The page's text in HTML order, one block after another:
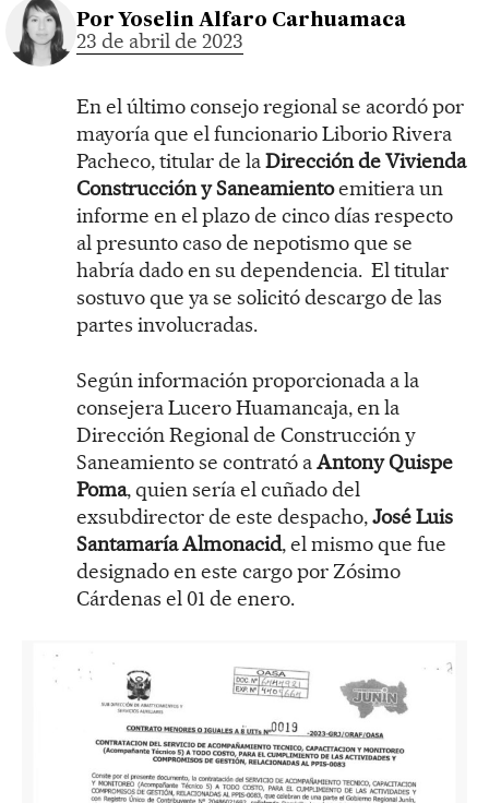
Por Yoselin Alfaro Carhuamaca
23 de abril de 2023
En el último consejo regional se acordó por
mayoría que el funcionario Liborio Rivera
Pacheco, titular de laDirección de Vivienda
Construcción y Saneamientoemitiera un
informe en el plazo de cinco días respecto
al presunto caso de nepotismo que se
habría dado en su dependencia. El titular
sostuvo que ya se solicitó descargo de las
partes involucradas.
Según información proporcionada a la
consejera Lucero Huamancaja, en la
Dirección Regional de Construcción y
Saneamiento se contrató aAntony Quispe
Poma, quien sería el cuñado del
exsubdirector de este despacho,José Luis
Santamaría Almonacid, el mismo que fue
designado en este cargo por Zósimo
Cárdenas el 01 de enero.